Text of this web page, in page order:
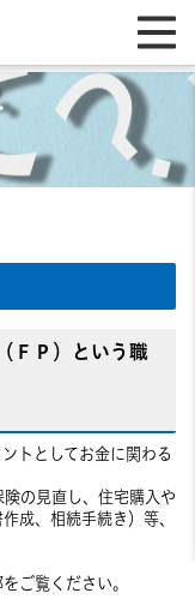
ＦＰ）という職
トとしてお金に関わる
の見直し、住宅購入や
成、相続手続き）等、
ご覧ください。